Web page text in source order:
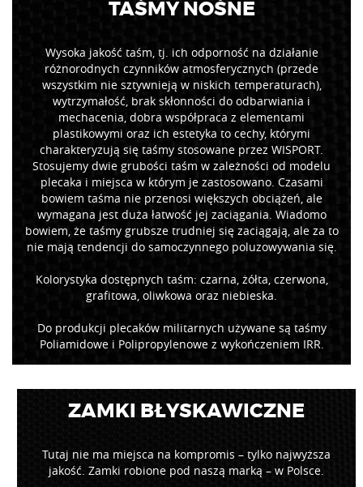
TAŚMY NOŚNE
Wysoka jakość taśm, tj. ich odporność na działanie
różnorodnych czynników atmosferycznych (przede
wszystkim nie sztywnieją w niskich temperaturach),
wytrzymałość, brak skłonności do odbarwiania i
mechacenia, dobra współpraca z elementami
plastikowymi oraz ich estetyka to cechy, którymi
charakteryzują się taśmy stosowane przez WISPORT.
Stosujemy dwie grubości taśm w zależności od modelu
plecaka i miejsca w którym je zastosowano. Czasami
bowiem taśma nie przenosi większych obciążeń, ale
wymagana jest duża łatwość jej zaciągania. Wiadomo
bowiem, że taśmy grubsze trudniej się zaciągają, ale za to
nie mają tendencji do samoczynnego poluzowywania się.
Kolorystyka dostępnych taśm: czarna, żółta, czerwona,
grafitowa, oliwkowa oraz niebieska.
Do produkcji plecaków militarnych używane są taśmy
Poliamidowe i Polipropylenowe z wykończeniem IRR.
ZAMKI BŁYSKAWICZNE
Tutaj nie ma miejsca na kompromis – tylko najwyższa
jakość. Zamki robione pod naszą marką – w Polsce.